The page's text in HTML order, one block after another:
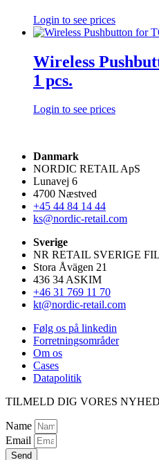
Login to see prices
Wireless
1 pcs.
Login to see prices
Danmark
NORDIC RETAIL ApS
Lunavej 6
4700 Næstved
+45 44 84 14 44
ks@nordic-retail.com
Sverige
NR RETAIL SVERIGE
Stora Åvägen 21
436 34 ASKIM
+46 31 769 11 70
kt@nordic-retail.com
Følg os på linkedin
Forretningsområder
Om os
Cases
Datapolitik
TILMELD DIG VORES
Name
Email
Send